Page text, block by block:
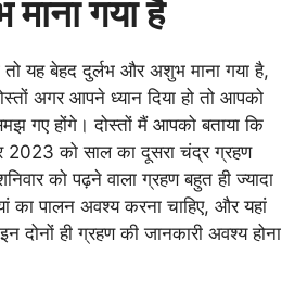
गया है
यह बेहद दुर्लभ और अशुभ माना गया है,
अगर आपने ध्यान दिया हो तो आपको
गए होंगे। दोस्तों मैं आपको बताया कि
2023 को साल का दूसरा चंद्र ग्रहण
को पढ़ने वाला ग्रहण बहुत ही ज्यादा
का पालन अवश्य करना चाहिए, और यहां
दोनों ही ग्रहण की जानकारी अवश्य होना